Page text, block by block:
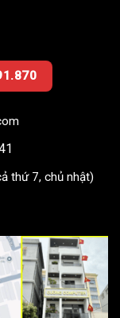
thứ 7, chủ nhật)